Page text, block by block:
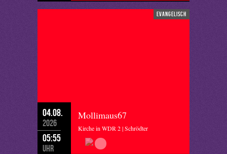
evangelisch
04.08.
2026
05:55
Uhr
Mollimaus67
Kirche in WDR 2 | Schrödter